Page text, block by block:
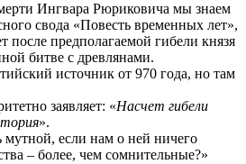
Ингвара Рюриковича мы знаем
свода «Повесть временных лет»,
после предполагаемой гибели князя
битве с древлянами.
источник от 970 года, но там
заявляет: «Насчет гибели
».
если нам о ней ничего
– более, чем сомнительные?»